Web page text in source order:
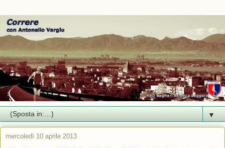
▼
mercoledì 10 aprile 2013